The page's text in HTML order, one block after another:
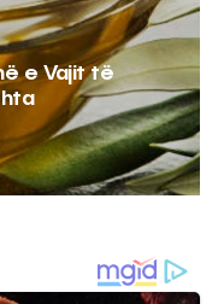
e Vajit të